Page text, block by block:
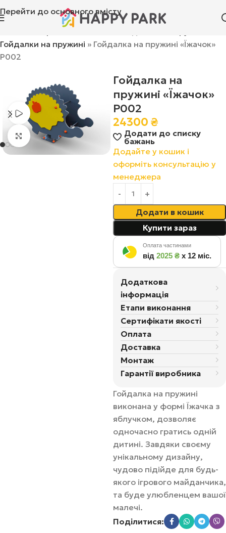
Перейти до основного вмісту
Гойдалки на пружині » Гойдалка на пружині «Їжачок»
Р002
Переглянути відео
Натисніть, щоб збільшити
Гойдалка на
пружині «Їжачок»
Р002
24300 ₴
Додати до списку
бажань
Додайте у кошик і
оформіть консультацію у
менеджера
Додати в кошик
Купити зараз
Оплата частинами
від 2025 ₴ х 12 міс.
Додаткова
інформація
Етапи виконання
Сертифікати якості
Оплата
Доставка
Монтаж
Гарантії виробника
Гойдалка на пружині
виконана у формі Їжачка з
яблучком, дозволяє
одночасно гратись одній
дитині. Завдяки своєму
унікальному дизайну,
чудово підійде для будь-
якого ігрового майданчика,
та буде улюбленцем вашої
малечі.
Поділитися: